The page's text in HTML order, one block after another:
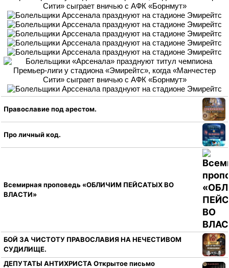
Православие под арестом.
Про личный код.
Всемирная проповедь «ОБЛИЧИМ ПЕЙСАТЫХ ВО
ВЛАСТИ»
БОЙ ЗА ЧИСТОТУ ПРАВОСЛАВИЯ НА НЕЧЕСТИВОМ
СУДИЛИЩЕ.
ДЕПУТАТЫ АНТИХРИСТА Открытое письмо